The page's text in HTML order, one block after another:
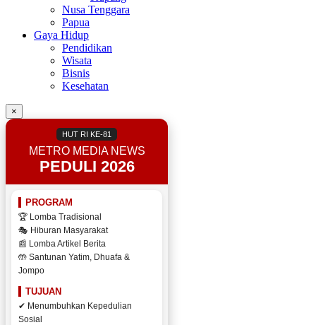
Nusa Tenggara
Papua
Gaya Hidup
Pendidikan
Wisata
Bisnis
Kesehatan
×
HUT RI KE-81
METRO MEDIA NEWS
PEDULI 2026
PROGRAM
🏆 Lomba Tradisional
🎭 Hiburan Masyarakat
📰 Lomba Artikel Berita
🤲 Santunan Yatim, Dhuafa &
Jompo
TUJUAN
✔ Menumbuhkan Kepedulian
Sosial